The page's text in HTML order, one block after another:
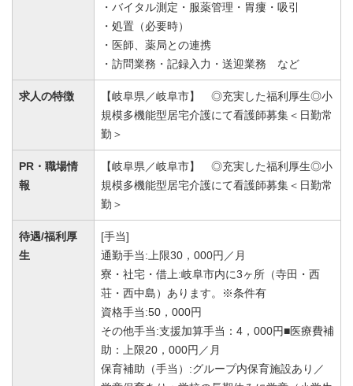
・バイタル測定・服薬管理・胃瘻・吸引
・処置（必要時）
・医師、薬局との連携
・訪問業務・記録入力・送迎業務 など
求人の特徴
【岐阜県／岐阜市】 ◎充実した福利厚生◎小
規模多機能型居宅介護にて看護師募集＜日勤常
勤＞
PR・職場情
報
【岐阜県／岐阜市】 ◎充実した福利厚生◎小
規模多機能型居宅介護にて看護師募集＜日勤常
勤＞
待遇/福利厚
生
[手当]
通勤手当:上限30，000円／月
寮・社宅・借上:岐阜市内に3ヶ所（寺田・西
荘・西中島）あります。※条件有
資格手当:50，000円
その他手当:支援加算手当：4，000円■医療費補
助：上限20，000円／月
保育補助（手当）:グループ内保育施設あり／